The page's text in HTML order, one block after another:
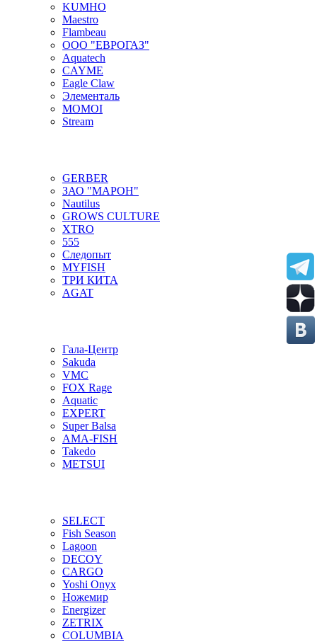
KUMHO
Maestro
Flambeau
ООО "ЕВРОГАЗ"
Aquatech
CAYME
Eagle Claw
Элементаль
MOMOI
Stream
GERBER
ЗАО "МАРОН"
Nautilus
GROWS CULTURE
XTRO
555
Следопыт
MYFISH
ТРИ КИТА
AGAT
Гала-Центр
Sakuda
VMC
FOX Rage
Aquatic
EXPERT
Super Balsa
AMA-FISH
Takedo
METSUI
SELECT
Fish Season
Lagoon
DECOY
CARGO
Yoshi Onyx
Ножемир
Energizer
ZETRIX
COLUMBIA